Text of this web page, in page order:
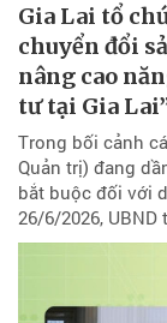
Gia Lai tổ
chuyển đổi
nâng cao
tư tại Gia
Trong bối cảnh
Quản trị) đang
bắt buộc đối với
26/6/2026,